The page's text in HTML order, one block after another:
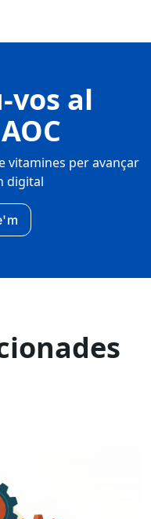
vos al
vitamines per avançar
digital